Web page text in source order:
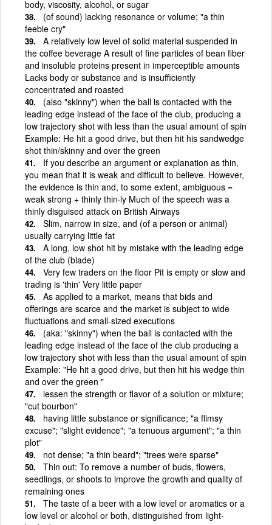
body, viscosity, alcohol, or sugar
(of sound) lacking resonance or volume; "a thin
feeble cry"
A relatively low level of solid material suspended in
the coffee beverage A result of fine particles of bean fiber
and insoluble proteins present in imperceptible amounts
Lacks body or substance and is insufficiently
concentrated and roasted
(also "skinny") when the ball is contacted with the
leading edge instead of the face of the club, producing a
low trajectory shot with less than the usual amount of spin
Example: He hit a good drive, but then hit his sandwedge
shot thin/skinny and over the green
If you describe an argument or explanation as thin,
you mean that it is weak and difficult to believe. However,
the evidence is thin and, to some extent, ambiguous =
weak strong + thinly thin·ly Much of the speech was a
thinly disguised attack on British Airways
Slim, narrow in size, and (of a person or animal)
usually carrying little fat
A long, low shot hit by mistake with the leading edge
of the club (blade)
Very few traders on the floor Pit is empty or slow and
trading is 'thin' Very little paper
As applied to a market, means that bids and
offerings are scarce and the market is subject to wide
fluctuations and small-sized executions
(aka: "skinny") when the ball is contacted with the
leading edge instead of the face of the club producing a
low trajectory shot with less than the usual amount of spin
Example: "He hit a good drive, but then hit his wedge thin
and over the green "
lessen the strength or flavor of a solution or mixture;
"cut bourbon"
having little substance or significance; "a flimsy
excuse"; "slight evidence"; "a tenuous argument"; "a thin
plot"
not dense; "a thin beard"; "trees were sparse"
Thin out: To remove a number of buds, flowers,
seedlings, or shoots to improve the growth and quality of
remaining ones
The taste of a beer with a low level or aromatics or a
low level or alcohol or both, distinguished from light-